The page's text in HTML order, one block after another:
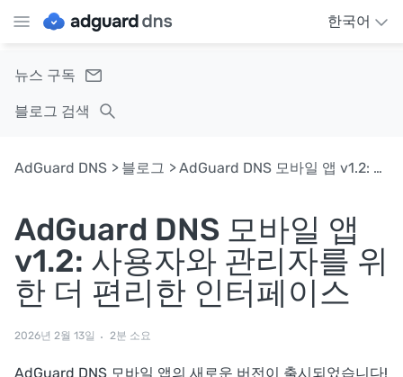
한국어
뉴스 구독
블로그 검색
AdGuard DNS 블로그 AdGuard DNS 모바일 앱 v1.2: 사용자와 관리자를 위한 더 편리한 인터페이스
AdGuard DNS 모바일 앱
v1.2: 사용자와 관리자를 위
한 더 편리한 인터페이스
2026년 2월 13일 2분 소요
AdGuard DNS 모바일 앱의 새로운 버전이 출시되었습니다!